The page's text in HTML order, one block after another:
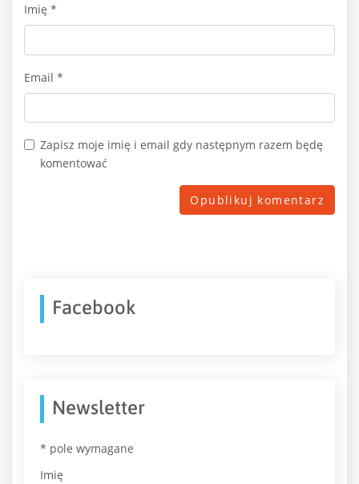
Imię *
Email *
Zapisz moje imię i email gdy następnym razem będę
komentować
Facebook
Newsletter
* pole wymagane
Imię